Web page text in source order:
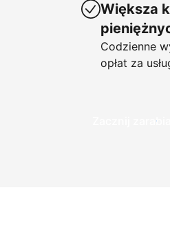
Większa
Codzienne
opłat za
Zacznij